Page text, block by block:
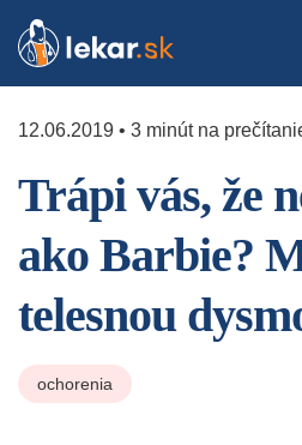
12.06.2019 • 3 minút na
Trápi vás, že
ako Barbie?
telesnou
ochorenia